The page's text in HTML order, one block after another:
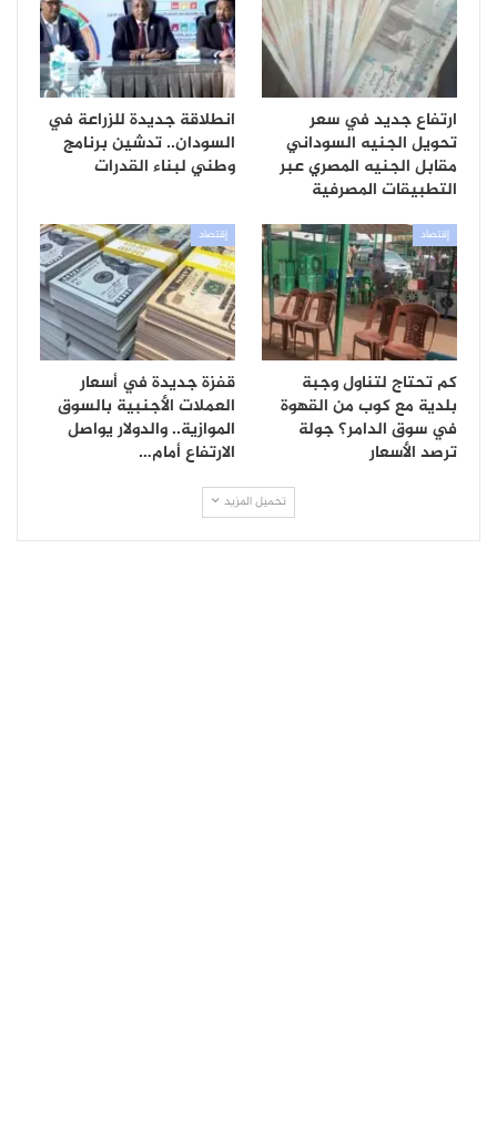
ارتفاع جديد في سعر
تحويل الجنيه السوداني
مقابل الجنيه المصري عبر
التطبيقات المصرفية
انطلاقة جديدة للزراعة في
السودان.. تدشين برنامج
وطني لبناء القدرات
إقتصاد
كم تحتاج لتناول وجبة
بلدية مع كوب من القهوة
في سوق الدامر؟ جولة
ترصد الأسعار
إقتصاد
قفزة جديدة في أسعار
العملات الأجنبية بالسوق
الموازية.. والدولار يواصل
الارتفاع أمام…
تحميل المزيد